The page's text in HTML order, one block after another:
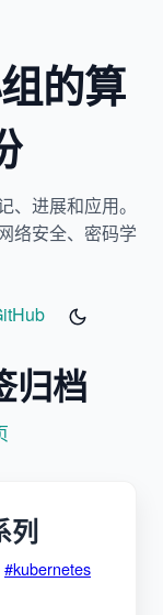
的算
进展和应用。
络安全、密码学
归档
列
#kubernetes